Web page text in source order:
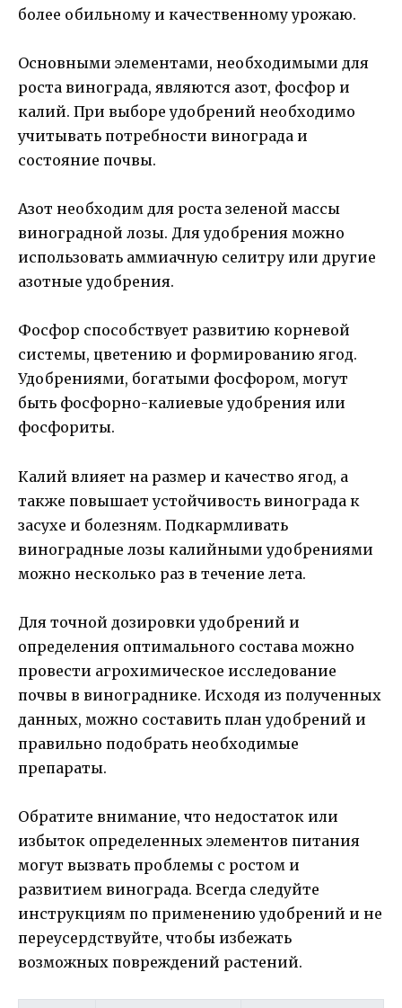
более обильному и качественному урожаю.
Основными элементами, необходимыми для
роста винограда, являются азот, фосфор и
калий. При выборе удобрений необходимо
учитывать потребности винограда и
состояние почвы.
Азот необходим для роста зеленой массы
виноградной лозы. Для удобрения можно
использовать аммиачную селитру или другие
азотные удобрения.
Фосфор способствует развитию корневой
системы, цветению и формированию ягод.
Удобрениями, богатыми фосфором, могут
быть фосфорно-калиевые удобрения или
фосфориты.
Калий влияет на размер и качество ягод, а
также повышает устойчивость винограда к
засухе и болезням. Подкармливать
виноградные лозы калийными удобрениями
можно несколько раз в течение лета.
Для точной дозировки удобрений и
определения оптимального состава можно
провести агрохимическое исследование
почвы в винограднике. Исходя из полученных
данных, можно составить план удобрений и
правильно подобрать необходимые
препараты.
Обратите внимание, что недостаток или
избыток определенных элементов питания
могут вызвать проблемы с ростом и
развитием винограда. Всегда следуйте
инструкциям по применению удобрений и не
переусердствуйте, чтобы избежать
возможных повреждений растений.